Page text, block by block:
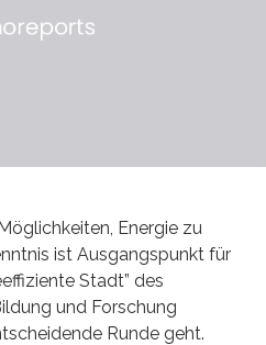
Energie zu
ist Ausgangspunkt für
Stadt” des
und Forschung
Runde geht.